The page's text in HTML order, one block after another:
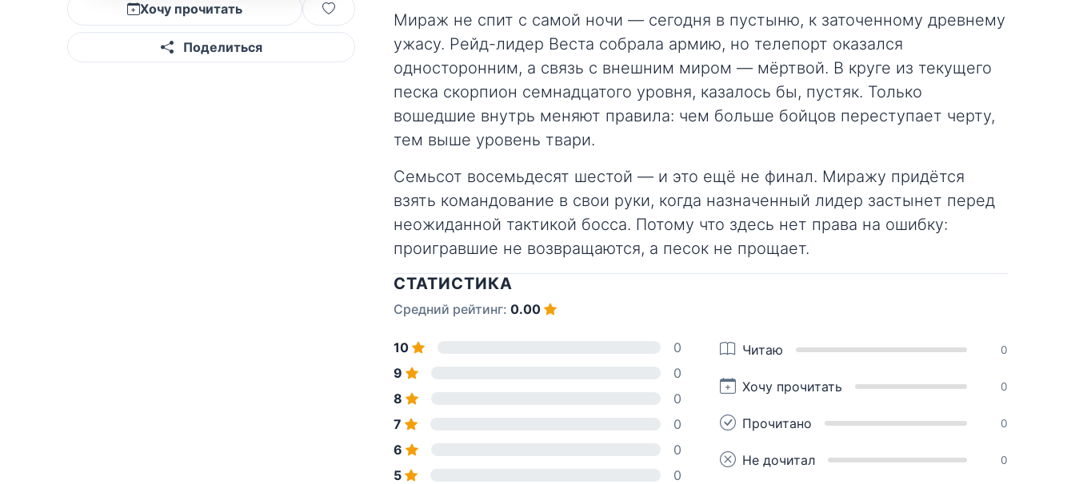
Хочу прочитать
Поделиться
Мираж не спит с самой ночи — сегодня в пустыню, к заточенному древнему
ужасу. Рейд-лидер Веста собрала армию, но телепорт оказался
односторонним, а связь с внешним миром — мёртвой. В круге из текущего
песка скорпион семнадцатого уровня, казалось бы, пустяк. Только
вошедшие внутрь меняют правила: чем больше бойцов переступает черту,
тем выше уровень твари.
Семьсот восемьдесят шестой — и это ещё не финал. Миражу придётся
взять командование в свои руки, когда назначенный лидер застынет перед
неожиданной тактикой босса. Потому что здесь нет права на ошибку:
проигравшие не возвращаются, а песок не прощает.
СТАТИСТИКА
Средний рейтинг: 0.00
10
0
9
0
8
0
7
0
6
0
5
0
Читаю 0
Хочу прочитать 0
Прочитано 0
Не дочитал 0